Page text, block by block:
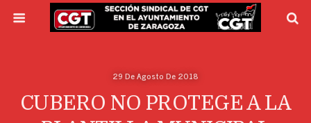
29 De Agosto De 2018
CUBERO NO PROTEGE A LA